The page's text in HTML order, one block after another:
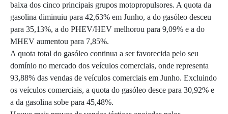
baixa dos cinco principais grupos motopropulsores. A quota da
gasolina diminuiu para 42,63% em Junho, a do gasóleo desceu
para 35,13%, a do PHEV/HEV melhorou para 9,09% e a do
MHEV aumentou para 7,85%.
A quota total do gasóleo continua a ser favorecida pelo seu
domínio no mercado dos veículos comerciais, onde representa
93,88% das vendas de veículos comerciais em Junho. Excluindo
os veículos comerciais, a quota do gasóleo desce para 30,92% e
a da gasolina sobe para 45,48%.